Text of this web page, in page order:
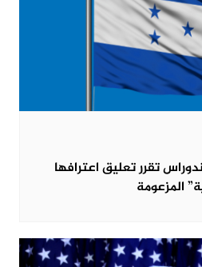
تقرر تعليق اعترافها
المزعومة